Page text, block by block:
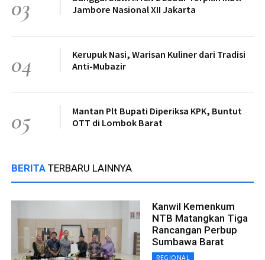
03
Jambore Nasional XII Jakarta
04
Kerupuk Nasi, Warisan Kuliner dari Tradisi
Anti-Mubazir
05
Mantan Plt Bupati Diperiksa KPK, Buntut
OTT di Lombok Barat
BERITA TERBARU LAINNYA
Kanwil Kemenkum
NTB Matangkan Tiga
Rancangan Perbup
Sumbawa Barat
REGIONAL